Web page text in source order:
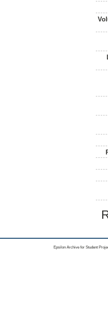
Epsilon Archive for Student